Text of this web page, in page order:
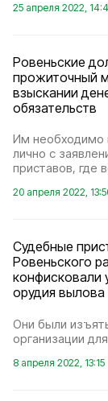
25 апреля 2022,
Ровеньские
прожиточный
взыскании
обязательств
Им необходимо
лично с
приставов, где
20 апреля 2022,
Судебные
Ровеньского
конфисковали
орудия вылова
Они были
организации
8 апреля 2022, 13:15